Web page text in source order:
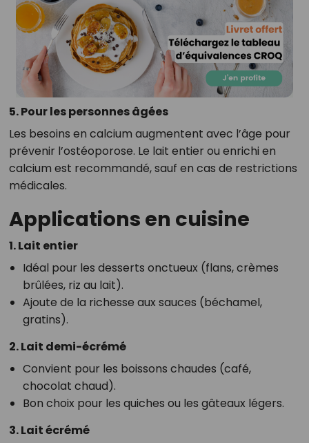
5. Pour les personnes âgées
Les besoins en calcium augmentent avec l’âge pour
prévenir l’ostéoporose. Le lait entier ou enrichi en
calcium est recommandé, sauf en cas de restrictions
médicales.
Applications en cuisine
1. Lait entier
Idéal pour les desserts onctueux (flans, crèmes
brûlées, riz au lait).
Ajoute de la richesse aux sauces (béchamel,
gratins).
2. Lait demi-écrémé
Convient pour les boissons chaudes (café,
chocolat chaud).
Bon choix pour les quiches ou les gâteaux légers.
3. Lait écrémé